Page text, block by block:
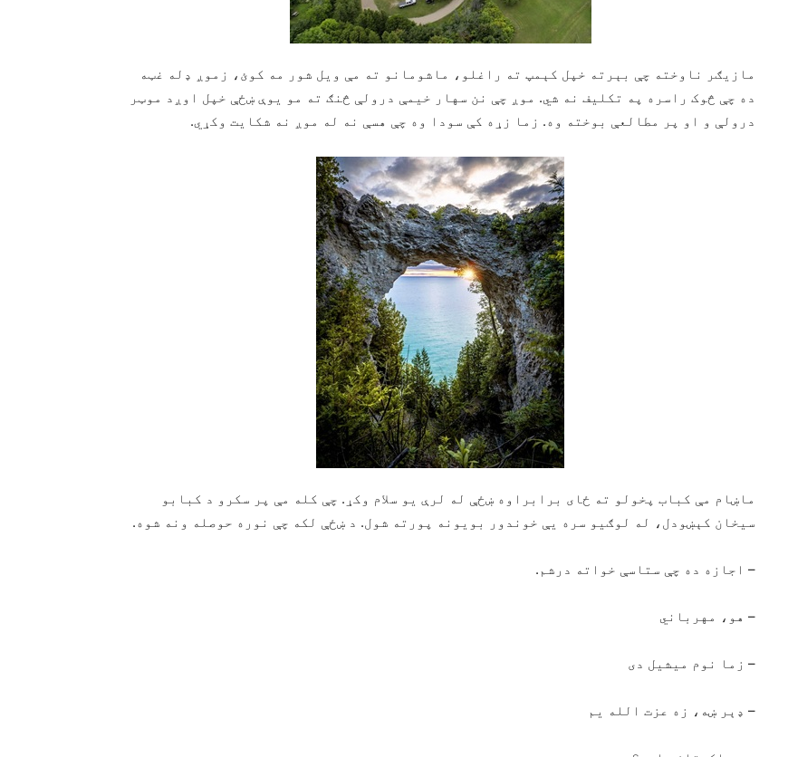
مازیګر ناوخته چې بېرته خپل کېمپ ته راغلو، ماشومانو ته مې ویل شور مه کوئ، زموږ ډله غټه
ده چې څوک راسره په تکلیف نه شي. موږ چې نن سهار خیمې درولې څنګ ته مو یوې ښځې خپل اوږد موټر
درولې و او پر مطالعې بوخته وه. زما زړه کې سودا وه چې هسې نه له موږ نه شکایت وکړي.
ماښام مې کباب پخولو ته ځای برابراوه ښځې له لرې یو سلام وکړ. چې کله مې پر سکرو د کبابو
سیخان کېښودل، له لوګیو سره یې خوندور بویونه پورته شول. د ښځې لکه چې نوره حوصله ونه شوه.
– اجازه ده چې ستاسې خواته درشم.
– هو، مهرباني
– زما نوم میشیل دی
– ډېر ښه، زه عزت الله یم